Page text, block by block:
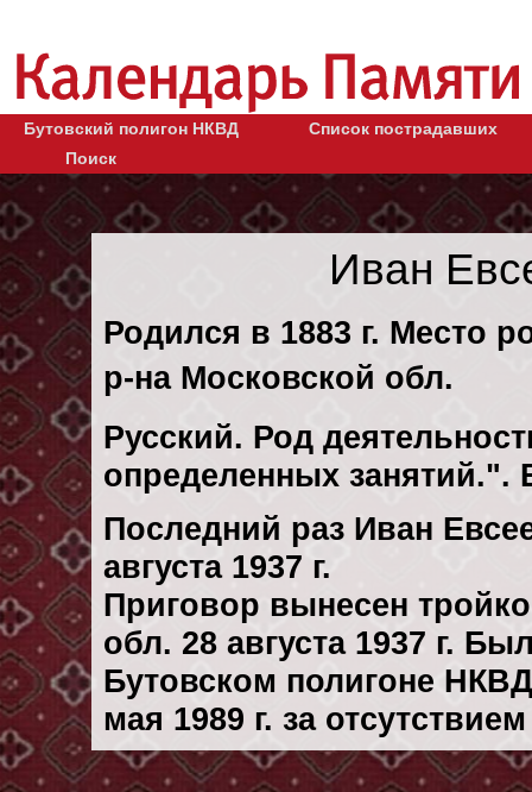
Бутовский полигон НКВД
Список пострадавших
Поиск
Иван
Родился в 1883 г. Место
р-на Московской обл.
Русский. Род
определенных
Последний раз Иван
августа 1937 г.
Приговор вынесен
обл. 28 августа 1937 г.
Бутовском полигоне
мая 1989 г. за